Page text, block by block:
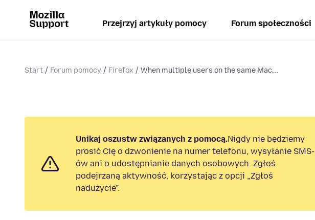
Przejrzyj artykuły pomocy Forum społeczności
Start Forum pomocy Firefox When multiple users on the same Mac...
Unikaj oszustw związanych z pomocą.Nigdy nie będziemy
prosić Cię o dzwonienie na numer telefonu, wysyłanie SMS-
ów ani o udostępnianie danych osobowych. Zgłoś
podejrzaną aktywność, korzystając z opcji „Zgłoś
nadużycie”.